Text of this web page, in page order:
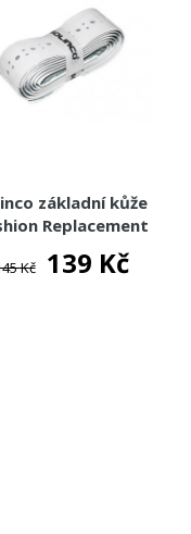
základní kůže
Replacement
Kč 139 Kč